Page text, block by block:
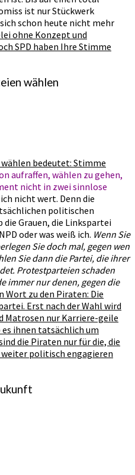
ist nur Stückwerk
schon heute nicht mehr
ohne Konzept und
SPD haben Ihre Stimme
wählen
bedeutet: Stimme
aufraffen, wählen zu gehen,
nicht in zwei sinnlose
nicht wert. Denn die
politischen
Grauen, die Linkspartei
oder was weiß ich. Wenn Sie
Sie doch mal, gegen wen
Sie dann die Partei, die ihrer
Protestparteien schaden
immer nur denen, gegen die
Wort zu den Piraten: Die
Erst nach der Wahl wird
Matrosen nur Karriere-geile
ihnen tatsächlich um
die Piraten nur für die, die
weiter politisch engagieren